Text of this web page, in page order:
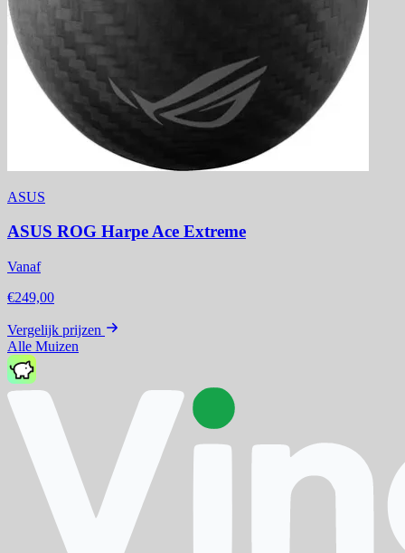
ASUS
ASUS ROG Harpe Ace Extreme
Vanaf
€249,00
Vergelijk prijzen
Alle Muizen